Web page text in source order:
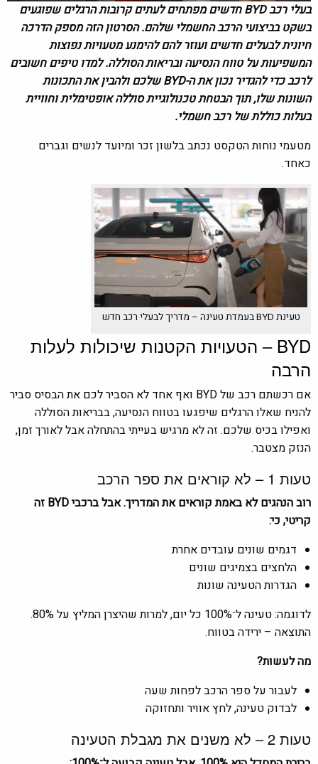
בעלי רכב BYD חדשים מפתחים לעתים קרובות הרגלים שפוגעים
בשקט בביצועי הרכב החשמלי שלהם. הסרטון הזה מספק הדרכה
חיונית לבעלים חדשים ועוזר להם להימנע מטעויות נפוצות
המשפיעות על טווח הנסיעה ובריאות הסוללה. למדו טיפים חשובים
לרכב כדי להגדיר נכון את ה-BYD שלכם ולהבין את התכונות
השונות שלו, תוך הבטחת טכנולוגיית סוללה אופטימלית וחוויית
בעלות כוללת של רכב חשמלי.
מטעמי נוחות הטקסט נכתב בלשון זכר ומיועד לנשים וגברים
כאחד.
טעינת BYD בעמדת טעינה – מדריך לבעלי רכב חדש
BYD – הטעויות הקטנות שיכולות לעלות
הרבה
אם רכשתם רכב שלBYDואף אחד לא הסביר לכם את הבסיס סביר
להניח שאלו הרגלים שיפגעו בטווח הנסיעה, בבריאות הסוללה
ואפילו בכיס שלכם. זה לא מרגיש בעייתי בהתחלה אבל לאורך זמן,
הנזק מצטבר.
טעות 1 – לא קוראים את ספר הרכב
רוב הנהגים לא באמת קוראים את המדריך. אבל ברכבי BYD זה
קריטי, כי:
דגמים שונים עובדים אחרת
הלחצים בצמיגים שונים
הגדרות הטעינה שונות
לדוגמה: טעינה ל־100% כל יום, למרות שהיצרן המליץ על 80%.
התוצאה – ירידה בטווח.
מה לעשות?
לעבור על ספר הרכב לפחות שעה
לבדוק טעינה, לחץ אוויר ותחזוקה
טעות 2 – לא משנים את מגבלת הטעינה